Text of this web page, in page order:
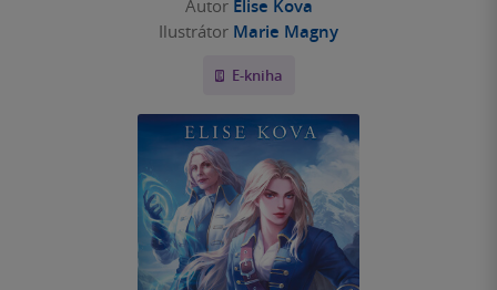
Autor Elise Kova
Ilustrátor Marie Magny
E-kniha